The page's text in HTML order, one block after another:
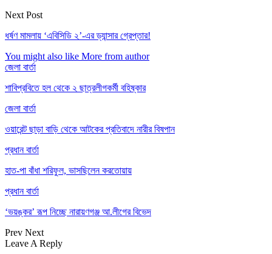
Next Post
ধর্ষণ মামলায় ‘এবিসিডি ২’-এর ড্যান্সার গ্রেপ্তার!
You might also like More from author
জেলা বার্তা
শাবিপ্রবিতে হল থেকে ২ ছাত্রলীগকর্মী বহিষ্কার
জেলা বার্তা
ওয়ারেন্ট ছাড়া বাড়ি থেকে আটকের প্রতিবাদে নারীর বিষপান
প্রধান বার্তা
হাত-পা বাঁধা শরিফুল, ভাসছিলেন করতোয়ায়
প্রধান বার্তা
‘ভয়ঙ্কর’ রূপ নিচ্ছে নারায়ণগঞ্জ আ.লীগের বিভেদ
Prev Next
Leave A Reply